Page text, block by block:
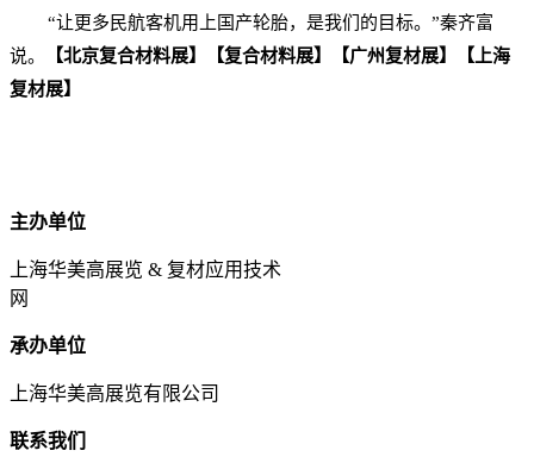
“让更多民航客机用上国产轮胎，是我们的目标。”秦齐富
说。
【北京复合材料展】【复合材料展】【广州复材展】【上海
复材展】
主办单位
上海华美高展览 & 复材应用技术
网
承办单位
上海华美高展览有限公司
联系我们